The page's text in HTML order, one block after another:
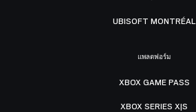
UBISOFT MONTRÉAL
แพลตฟอร์ม
XBOX GAME PASS
XBOX SERIES X|S